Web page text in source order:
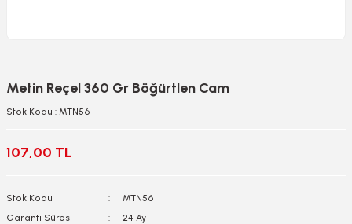
Metin Reçel 360 Gr Böğürtlen Cam
Stok Kodu : MTN56
107,00 TL
Stok Kodu
MTN56
Garanti Süresi
24 Ay